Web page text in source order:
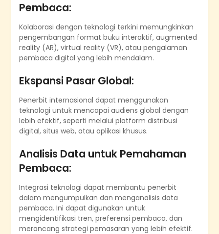
Pembaca:
Kolaborasi dengan teknologi terkini memungkinkan
pengembangan format buku interaktif, augmented
reality (AR), virtual reality (VR), atau pengalaman
pembaca digital yang lebih mendalam.
Ekspansi Pasar Global:
Penerbit internasional dapat menggunakan
teknologi untuk mencapai audiens global dengan
lebih efektif, seperti melalui platform distribusi
digital, situs web, atau aplikasi khusus.
Analisis Data untuk Pemahaman
Pembaca:
Integrasi teknologi dapat membantu penerbit
dalam mengumpulkan dan menganalisis data
pembaca. Ini dapat digunakan untuk
mengidentifikasi tren, preferensi pembaca, dan
merancang strategi pemasaran yang lebih efektif.